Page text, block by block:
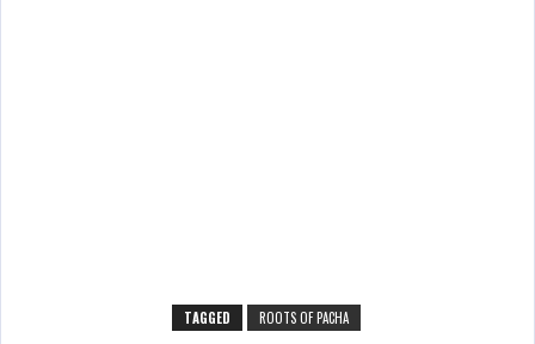
TAGGED ROOTS OF PACHA